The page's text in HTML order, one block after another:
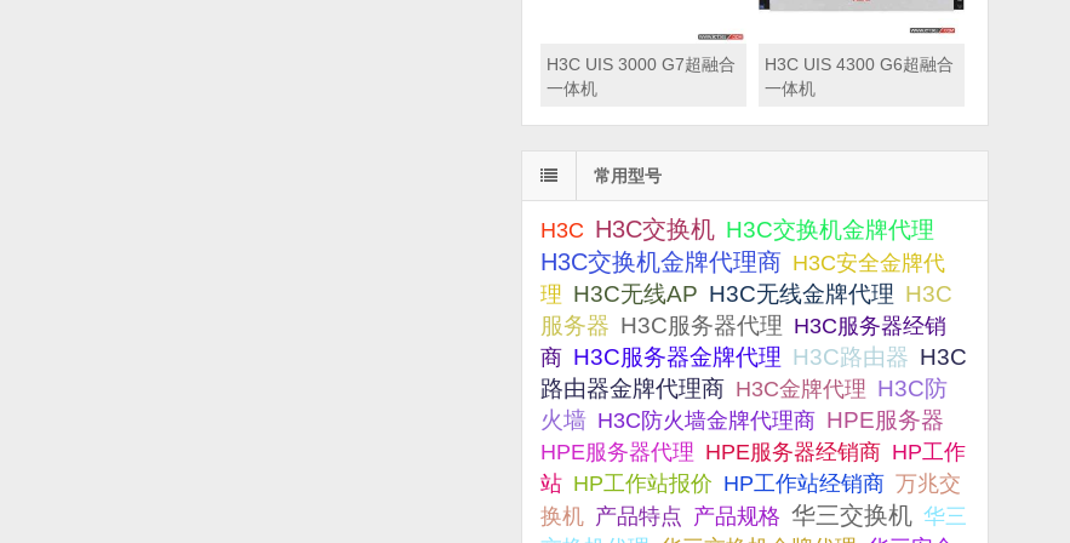
H3C UIS 3000 G7超融合
一体机
H3C UIS 4300 G6超融合
一体机
常用型号
H3C H3C交换机 H3C交换机金牌代理
H3C交换机金牌代理商 H3C安全金牌代
理 H3C无线AP H3C无线金牌代理 H3C
服务器 H3C服务器代理 H3C服务器经销
商 H3C服务器金牌代理 H3C路由器 H3C
路由器金牌代理商 H3C金牌代理 H3C防
火墙 H3C防火墙金牌代理商 HPE服务器
HPE服务器代理 HPE服务器经销商 HP工作
站 HP工作站报价 HP工作站经销商 万兆交
换机 产品特点 产品规格 华三交换机 华三